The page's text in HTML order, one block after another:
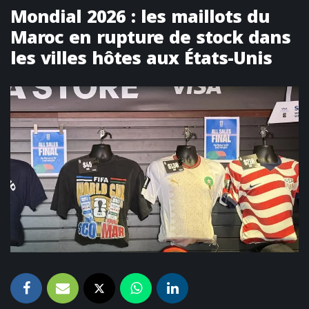
Mondial 2026 : les maillots du
Maroc en rupture de stock dans
les villes hôtes aux États-Unis